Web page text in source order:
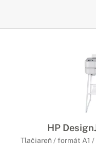
HP
Tlačiareň / formát A1